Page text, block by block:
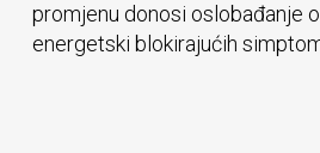
promjenu donosi oslobađanje
energetski blokirajućih